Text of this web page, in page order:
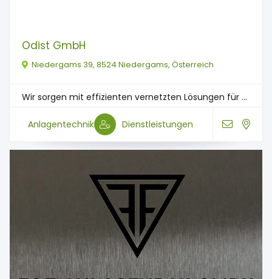
Odist GmbH
Niedergams 39, 8524 Niedergams, Österreich
Wir sorgen mit effizienten vernetzten Lösungen für ...
Anlagentechnik Dienstleistungen